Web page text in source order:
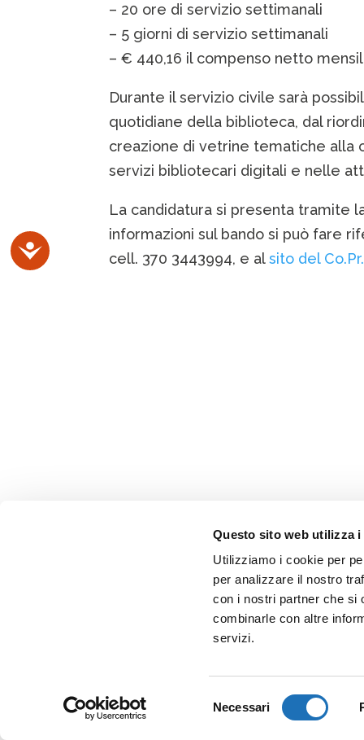
Questo sito web utilizza i
Utilizziamo i cookie per
per analizzare il nostro
con i nostri partner che si
combinarle con altre
servizi.
Necessari
Accessibilità
– 20 ore di servizio settimanali
– 5 giorni di servizio settimanali
– € 440,16 il compenso netto
Durante il servizio civile sarà
quotidiane della biblioteca, dal
creazione di vetrine tematiche alla
servizi bibliotecari digitali e nelle
La candidatura si presenta tramite
informazioni sul bando si può fare
cell. 370 3443994, e alsito del